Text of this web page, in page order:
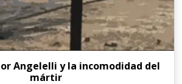
Angelelli y la incomodidad del
mártir